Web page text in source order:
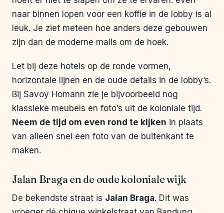
naar binnen lopen voor een koffie in de lobby is al
leuk. Je ziet meteen hoe anders deze gebouwen
zijn dan de moderne malls om de hoek.
Let bij deze hotels op de ronde vormen,
horizontale lijnen en de oude details in de lobby’s.
Bij Savoy Homann zie je bijvoorbeeld nog
klassieke meubels en foto’s uit de koloniale tijd.
Neem de tijd om even rond te kijken in plaats
van alleen snel een foto van de buitenkant te
maken.
Jalan Braga en de oude koloniale wijk
De bekendste straat is Jalan Braga. Dit was